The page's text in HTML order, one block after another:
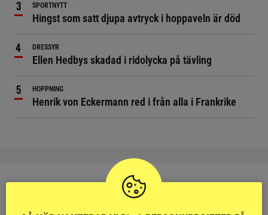
SPORTNYTT
Hingst som satt djupa avtryck i hoppaveln är död
DRESSYR
Ellen Hedbys skadad i ridolycka på tävling
HOPPNING
Henrik von Eckermann red i från alla i Frankrike